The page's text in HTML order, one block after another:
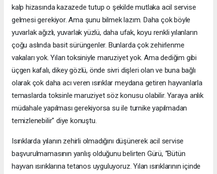
kalp hizasında kazazede tutup o şekilde mutlaka acil servise
gelmesi gerekiyor. Ama şunu bilmek lazım. Daha çok böyle
yuvarlak ağızlı, yuvarlak yüzlü, daha ufak, koyu renkli yılanların
çoğu aslında basit sürüngenler. Bunlarda çok zehirlenme
vakaları yok. Yılan toksiniyle maruziyet yok. Ama dediğim gibi
üçgen kafalı, dikey gözlü, önde sivri dişleri olan ve buna bağlı
olarak çok daha acı veren ısırıklar meydana getiren hayvanlarla
temaslarda toksinle maruziyet söz konusu olabilir. Yaraya anlık
müdahale yapılması gerekiyorsa su ile turnike yapılmadan
temizlenebilir" diye konuştu.
Isırıklarda yılanın zehirli olmadığını düşünerek acil servise
başvurulmamasının yanlış olduğunu belirten Gürü, “Bütün
hayvan ısırıklarına tetanos uyguluyoruz. Yılan ısırıklarının içinde